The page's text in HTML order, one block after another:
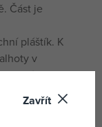
Část je
pláštík. K
v
skoro jako
Zavřít